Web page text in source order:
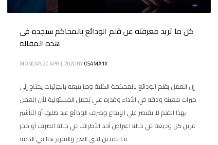
كل ما تريد معرفته عن قلم الودائع بالمحاكم ستجده فى
هذه المقالة
MONDAY, 20 APRIL 2020 BYOSAMA1X
إن العمل بقلم الودائع بالمحكمة الكلية وما يتبعه بالجزئيات يحتاج إلي
خبرات معينه ودقه في الأداء وقدره علي تحمل المسئولية لأن العمل
بهذا القلم لا يقتصر علي الإيداع وصرف الودائع عند طلبها أو التأشير
قرين كل وديعة في حاله اعتراض أحد الأطراف في حالة الصرف أو حجز
ما للمدين لدي الغير والتقرير بما في الذمة